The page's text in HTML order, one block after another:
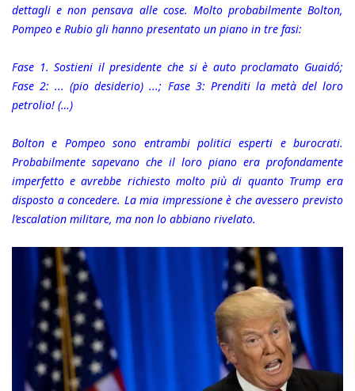
dettagli e non pensava alle cose. Molto probabilmente Bolton,
Pompeo e Rubio gli hanno presentato un piano in tre fasi:
Fase 1. Sostieni il presidente che si è auto proclamato Guaidó;
Fase 2: ... (pio desiderio) ...; Fase 3: Prenditi la metà del loro
petrolio! (…)
Bolton e Pompeo sono entrambi politici esperti e burocrati.
Probabilmente sapevano che il loro piano era profondamente
imperfetto e avrebbe richiesto molto più di quanto Trump era
disposto a concedere. La mia impressione è che avessero previsto
l’escalation militare, ma non lo abbiano rivelato.